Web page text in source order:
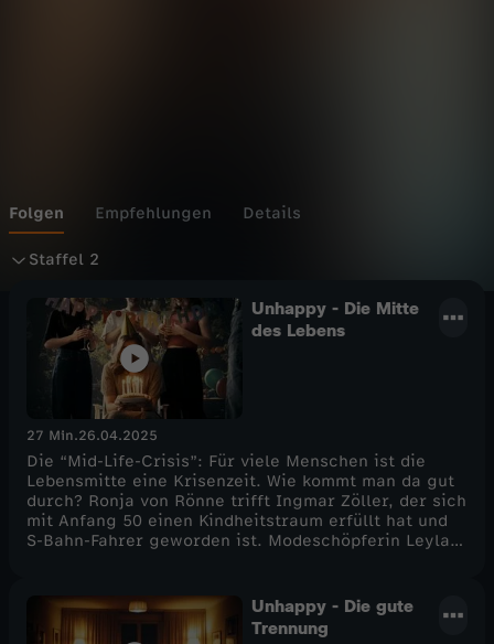
Folgen Empfehlungen Details
Staffel 2
S
Unhappy - Die Mitte
des Lebens
27 Min.26.04.2025
Die “Mid-Life-Crisis”: Für viele Menschen ist die
Lebensmitte eine Krisenzeit. Wie kommt man da gut
durch? Ronja von Rönne trifft Ingmar Zöller, der sich
mit Anfang 50 einen Kindheitstraum erfüllt hat und
S-Bahn-Fahrer geworden ist. Modeschöpferin Leyla
wieder Balance in ihr Leben.Unhappy - Die gute
Trennung